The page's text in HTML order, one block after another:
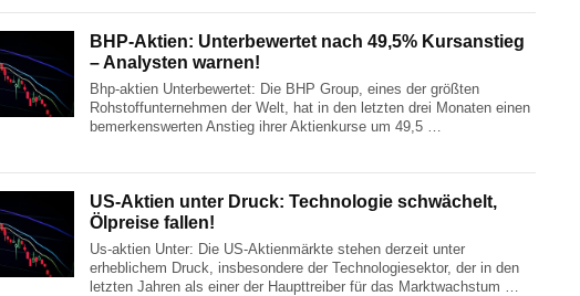
BHP-Aktien: Unterbewertet nach 49,5% Kursanstieg
– Analysten warnen!
Bhp-aktien Unterbewertet: Die BHP Group, eines der größten
Rohstoffunternehmen der Welt, hat in den letzten drei Monaten einen
bemerkenswerten Anstieg ihrer Aktienkurse um 49,5 …
US-Aktien unter Druck: Technologie schwächelt,
Ölpreise fallen!
Us-aktien Unter: Die US-Aktienmärkte stehen derzeit unter
erheblichem Druck, insbesondere der Technologiesektor, der in den
letzten Jahren als einer der Haupttreiber für das Marktwachstum …